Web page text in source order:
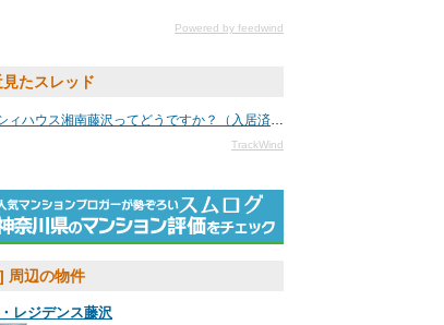
Powered by feedwind
たスレッド
クラッシィハウス湘南藤沢ってどうですか？（入居済み・中古・賃貸）
TrackWind
周辺の物件
レジデンス藤沢